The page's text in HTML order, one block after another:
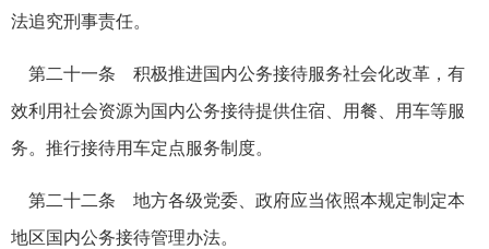
法追究刑事责任。
第二十一条 积极推进国内公务接待服务社会化改革，有
效利用社会资源为国内公务接待提供住宿、用餐、用车等服
务。推行接待用车定点服务制度。
第二十二条 地方各级党委、政府应当依照本规定制定本
地区国内公务接待管理办法。